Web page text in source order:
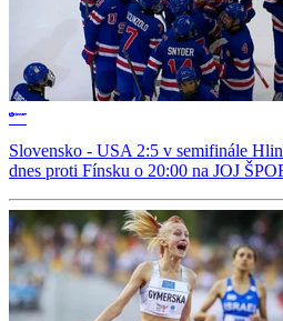
Slovensko - USA 2:5 v semifinále
dnes proti Fínsku o 20:00 na JOJ